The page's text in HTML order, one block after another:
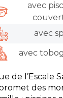
avec
avec
avec
de l’Escale
des